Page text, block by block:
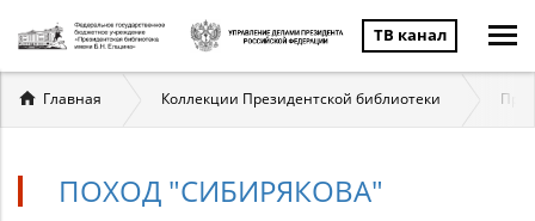
ТВ канал
Вы
здесь
Главная Коллекции Президентской библиотеки
ПОХОД "СИБИРЯКОВА"